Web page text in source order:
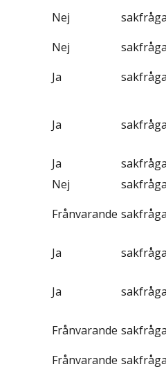
Nej
Nej
Ja
Ja
Ja
Nej
Frånvarande
Ja
Ja
Frånvarande
Frånvarande